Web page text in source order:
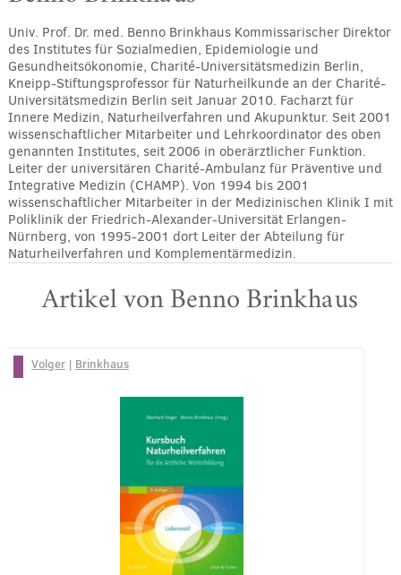
Univ. Prof. Dr. med. Benno Brinkhaus Kommissarischer Direktor
des Institutes für Sozialmedien, Epidemiologie und
Gesundheitsökonomie, Charité-Universitätsmedizin Berlin,
Kneipp-Stiftungsprofessor für Naturheilkunde an der Charité-
Universitätsmedizin Berlin seit Januar 2010. Facharzt für
Innere Medizin, Naturheilverfahren und Akupunktur. Seit 2001
wissenschaftlicher Mitarbeiter und Lehrkoordinator des oben
genannten Institutes, seit 2006 in oberärztlicher Funktion.
Leiter der universitären Charité-Ambulanz für Präventive und
Integrative Medizin (CHAMP). Von 1994 bis 2001
wissenschaftlicher Mitarbeiter in der Medizinischen Klinik I mit
Poliklinik der Friedrich-Alexander-Universität Erlangen-
Nürnberg, von 1995-2001 dort Leiter der Abteilung für
Naturheilverfahren und Komplementärmedizin.
Artikel von Benno Brinkhaus
Volger| Brinkhaus